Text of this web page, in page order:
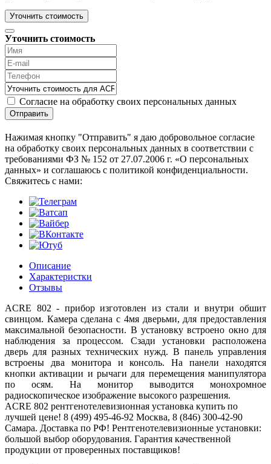
Уточнить стоимость
Уточнить стоимость
Согласие на обработку своих персональных данных
Отправить
Нажимая кнопку "Отправить" я даю добровольное согласие
на обработку своих персональных данных в соответствии с
требованиями ФЗ № 152 от 27.07.2006 г. «О персональных
данных» и соглашаюсь с политикой конфиденциальности.
Cвяжитесь с нами:
Описание
Характеристки
Отзывы
ACRE 802 - прибор изготовлен из стали и внутри обшит
свинцом. Камера сделана с 4мя дверьми, для предоставления
максимальной безопасности. В установку встроено окно для
наблюдения за процессом. Сзади установки расположена
дверь для разных технических нужд. В панель управления
встроены два монитора и консоль. На панели находятся
кнопки активации и рычаги для перемещения манипулятора
по осям. На монитор выводится монохромное
радиоскопическое изображение высокого разрешения.
ACRE 802 рентгенотелевизионная установка купить по
лучшей цене! 8 (499) 495-46-92 Москва, 8 (846) 300-42-90
Самара. Доставка по РФ! Рентгенотелевизионные установки:
большой выбор оборудования. Гарантия качественной
продукции от проверенных поставщиков!